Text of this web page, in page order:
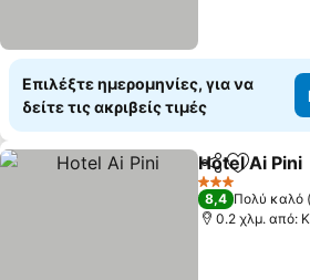
Επιλέξτε ημερομηνίες, για να
δείτε τις ακριβείς τιμές
Κοινοποίηση
Hotel Ai Pini
3 Αστέρια
8,4 Πολύ καλό
0.2 χλμ. από: